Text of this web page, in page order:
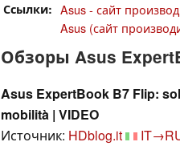
Ссылки
Asus - сайт
Asus (сайт
Обзоры Asus
Asus ExpertBook B7 Flip:
mobilità | VIDEO
Источник: HDblog.it